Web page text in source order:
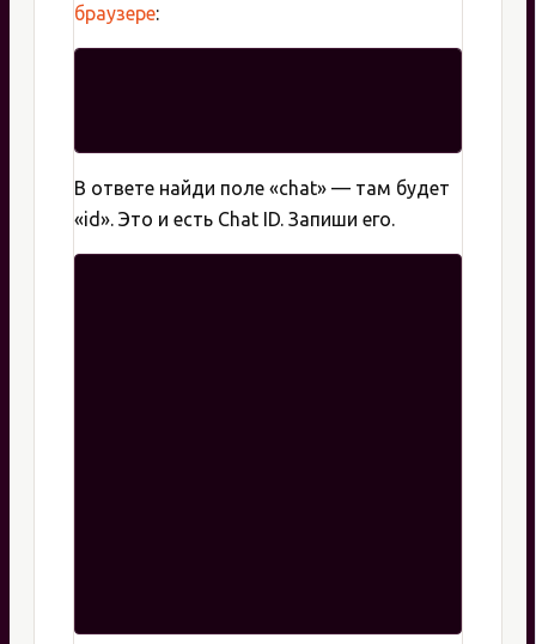
браузере:
В ответе найди поле «chat» — там будет
«id». Это и есть Chat ID. Запиши его.